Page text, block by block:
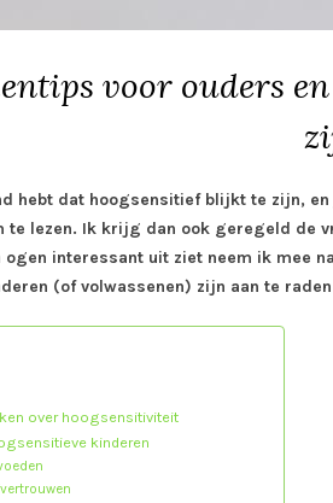
voor ouders
hebt dat hoogsensitief blijkt te zijn,
te lezen. Ik krijg dan ook geregeld de
interessant uit ziet neem ik mee
(of volwassenen) zijn aan te
over hoogsensitiviteit
kinderen